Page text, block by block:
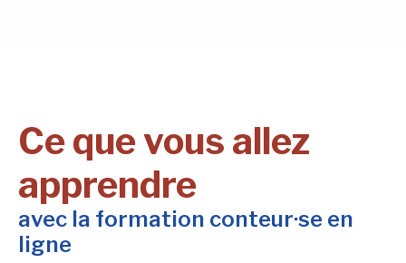
Ce que vous allez
apprendre
avec la formation conteur·se en
ligne